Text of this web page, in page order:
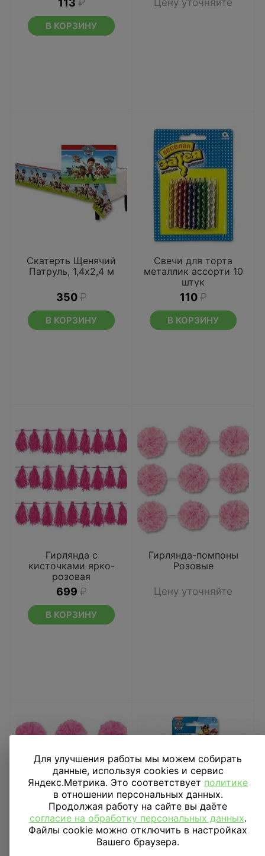
113 ₽
В КОРЗИНУ
Цену уточняйте
Скатерть Щенячий
Патруль, 1,4х2,4 м
350 ₽
В КОРЗИНУ
Свечи для торта
металлик ассорти 10
штук
110 ₽
В КОРЗИНУ
Гирлянда с
кисточками ярко-
розовая
699 ₽
В КОРЗИНУ
Гирлянда-помпоны
Розовые
Цену уточняйте
Гирлянда-помпоны
Значок Щенячий
Для улучшения работы мы можем собирать
данные, используя cookies и сервис
Яндекс.Метрика. Это соответствует политике
в отношении персональных данных.
Продолжая работу на сайте вы даёте
согласие на обработку персональных данных.
Файлы cookie можно отключить в настройках
Вашего браузера.